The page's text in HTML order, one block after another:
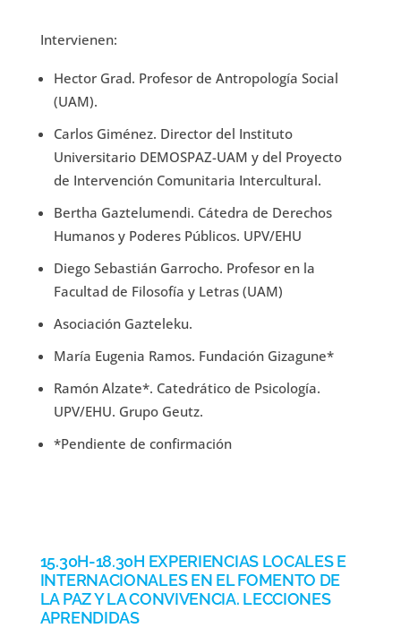
Intervienen:
Hector Grad. Profesor de Antropología Social
(UAM).
Carlos Giménez. Director del Instituto
Universitario DEMOSPAZ-UAM y del Proyecto
de Intervención Comunitaria Intercultural.
Bertha Gaztelumendi. Cátedra de Derechos
Humanos y Poderes Públicos. UPV/EHU
Diego Sebastián Garrocho. Profesor en la
Facultad de Filosofía y Letras (UAM)
Asociación Gazteleku.
María Eugenia Ramos. Fundación Gizagune*
Ramón Alzate*. Catedrático de Psicología.
UPV/EHU. Grupo Geutz.
*Pendiente de confirmación
15.30H-18.30H EXPERIENCIAS LOCALES E
INTERNACIONALES EN EL FOMENTO DE
LA PAZ Y LA CONVIVENCIA. LECCIONES
APRENDIDAS